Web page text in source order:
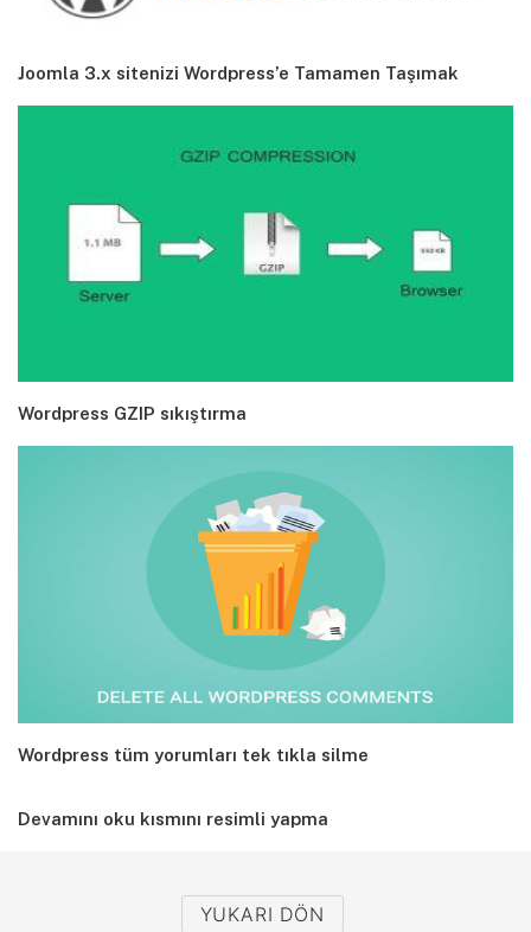
Joomla 3.x sitenizi Wordpress’e Tamamen Taşımak
Wordpress GZIP sıkıştırma
Wordpress tüm yorumları tek tıkla silme
Devamını oku kısmını resimli yapma
YUKARI DÖN